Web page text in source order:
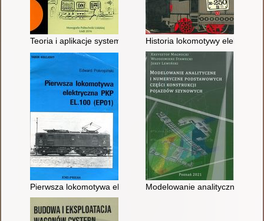
Teoria i aplikacje systemów bezpiecznego prowadzenia
Historia lokomotywy
Pierwsza lokomotywa elektryczna PKP [Polskich Kolei
Modelowanie analityczne i